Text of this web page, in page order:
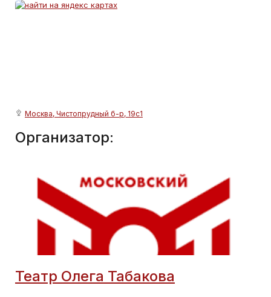
Москва, Чистопрудный б-р, 19с1
Организатор:
Театр Олега Табакова